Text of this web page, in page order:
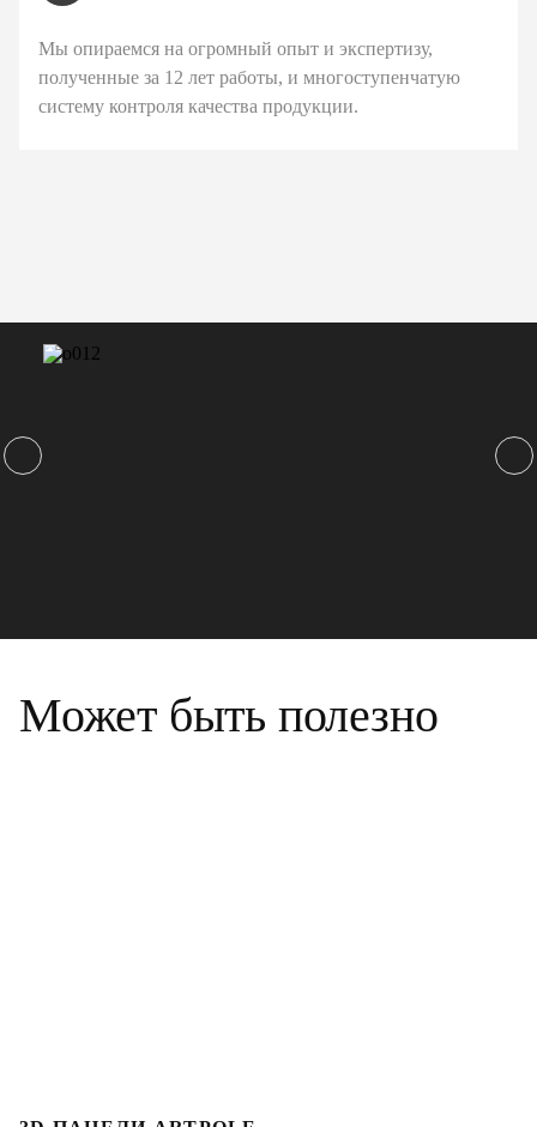
Мы опираемся на огромный опыт и экспертизу,
полученные за 12 лет работы, и многоступенчатую
систему контроля качества продукции.
Может быть полезно